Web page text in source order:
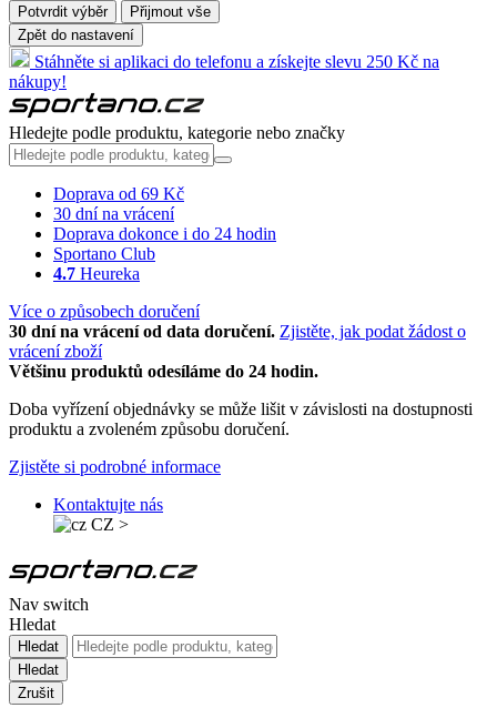
Potvrdit výběr
Přijmout vše
Zpět do nastavení
Stáhněte si aplikaci do telefonu a získejte slevu 250 Kč na
nákupy!
Hledejte podle produktu, kategorie nebo značky
Doprava od 69 Kč
30 dní na vrácení
Doprava dokonce i do 24 hodin
Sportano Club
4.7 Heureka
Více o způsobech doručení
30 dní na vrácení od data doručení. Zjistěte, jak podat žádost o
vrácení zboží
Většinu produktů odesíláme do 24 hodin.
Doba vyřízení objednávky se může lišit v závislosti na dostupnosti
produktu a zvoleném způsobu doručení.
Zjistěte si podrobné informace
Kontaktujte nás
CZ >
Nav switch
Hledat
Hledat
Hledat
Zrušit